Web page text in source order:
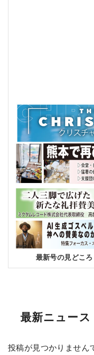
最新号の見どこ
最新ニュース
投稿が見つかりません